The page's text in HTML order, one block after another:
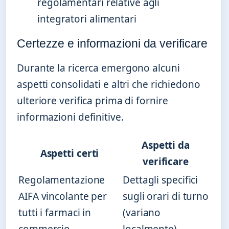
integratori alimentari
Certezze e informazioni da verificare
Durante la ricerca emergono alcuni
aspetti consolidati e altri che richiedono
ulteriore verifica prima di fornire
informazioni definitive.
Aspetti certi
Aspetti da
verificare
Regolamentazione
AIFA vincolante per
tutti i farmaci in
Dettagli specifici
sugli orari di turno
(variano